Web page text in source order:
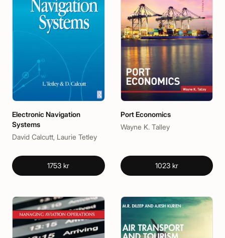
Electronic Navigation
Systems
David Calcutt, Laurie Tetley
1753 kr
Port Economics
Wayne K. Talley
1023 kr